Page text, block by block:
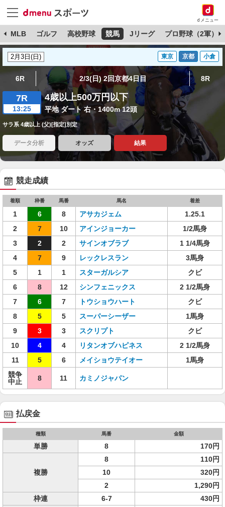
dメニュー
MLB ゴルフ 高校野球 競馬 Jリーグ プロ野球（2軍）
東京 京都 小倉
6R 2/3(日) 2回京都4日目 8R
7R
13:25
4歳以上500万円以下
平地 ダート 右・1400m 12頭
サラ系 4歳以上 (父)[指定]別定
データ分析 オッズ 結果
競走成績
着順 枠番 馬番 馬名 着差
1 6 8 アサカジェム
1.25.1
2
7 10 アインジョーカー
1/2馬身
3
2 2 サインオブラブ
1 1/4馬身
4
7 9 レックレスラン
3馬身
5
1 1 スターガルシア
クビ
6
8 12 シンフェニックス
2 1/2馬身
7
6 7 トウショウハート
クビ
8
5 5 スーパーシーザー
1馬身
9
3 3 スクリプト
クビ
10
4 4 リタンオブハピネス
2 1/2馬身
11
5 6 メイショウテイオー
1馬身
競争
中止
8 11 カミノジャパン
払戻金
種類 馬番 金額
単勝 8 170円
複勝
8
110円
10
320円
2
1,290円
枠連
6-7
430円